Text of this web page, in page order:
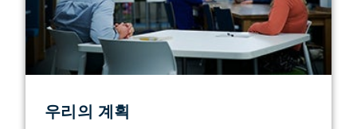
우리의 계획